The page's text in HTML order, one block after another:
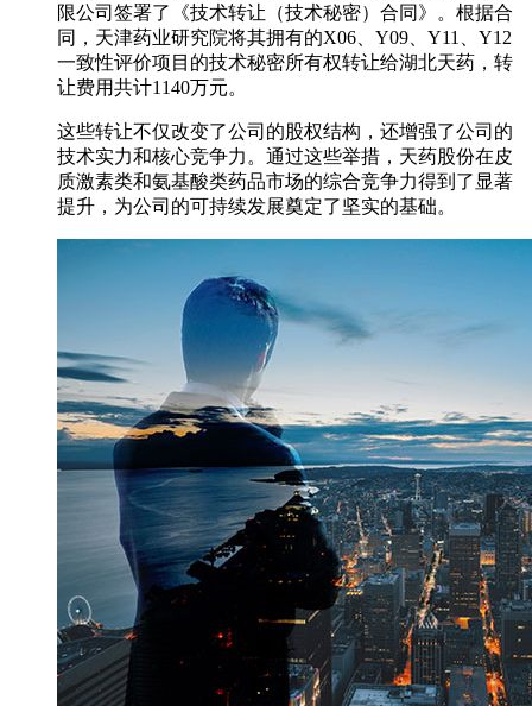
限公司签署了《技术转让（技术秘密）合同》。根据合
同，天津药业研究院将其拥有的X06、Y09、Y11、Y12
一致性评价项目的技术秘密所有权转让给湖北天药，转
让费用共计1140万元。
这些转让不仅改变了公司的股权结构，还增强了公司的
技术实力和核心竞争力。通过这些举措，天药股份在皮
质激素类和氨基酸类药品市场的综合竞争力得到了显著
提升，为公司的可持续发展奠定了坚实的基础。